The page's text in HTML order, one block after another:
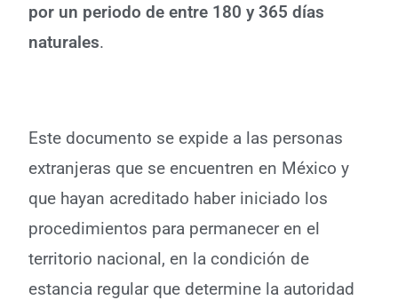
por un periodo de entre 180 y 365 días
naturales.
Este documento se expide a las personas
extranjeras que se encuentren en México y
que hayan acreditado haber iniciado los
procedimientos para permanecer en el
territorio nacional, en la condición de
estancia regular que determine la autoridad